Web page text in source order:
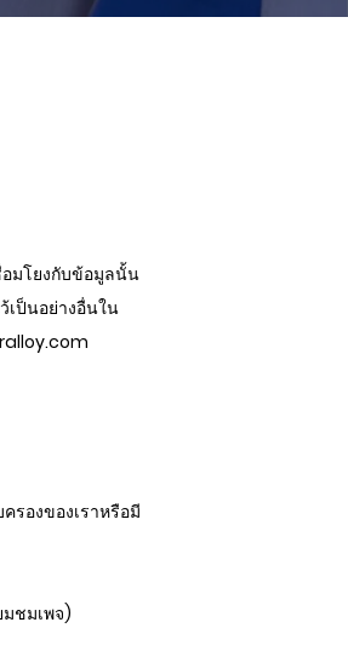
อมโยงกับข้อมูลนั้น
เป็นอย่างอื่นใน
องของเราหรือมี
ชมเพจ)